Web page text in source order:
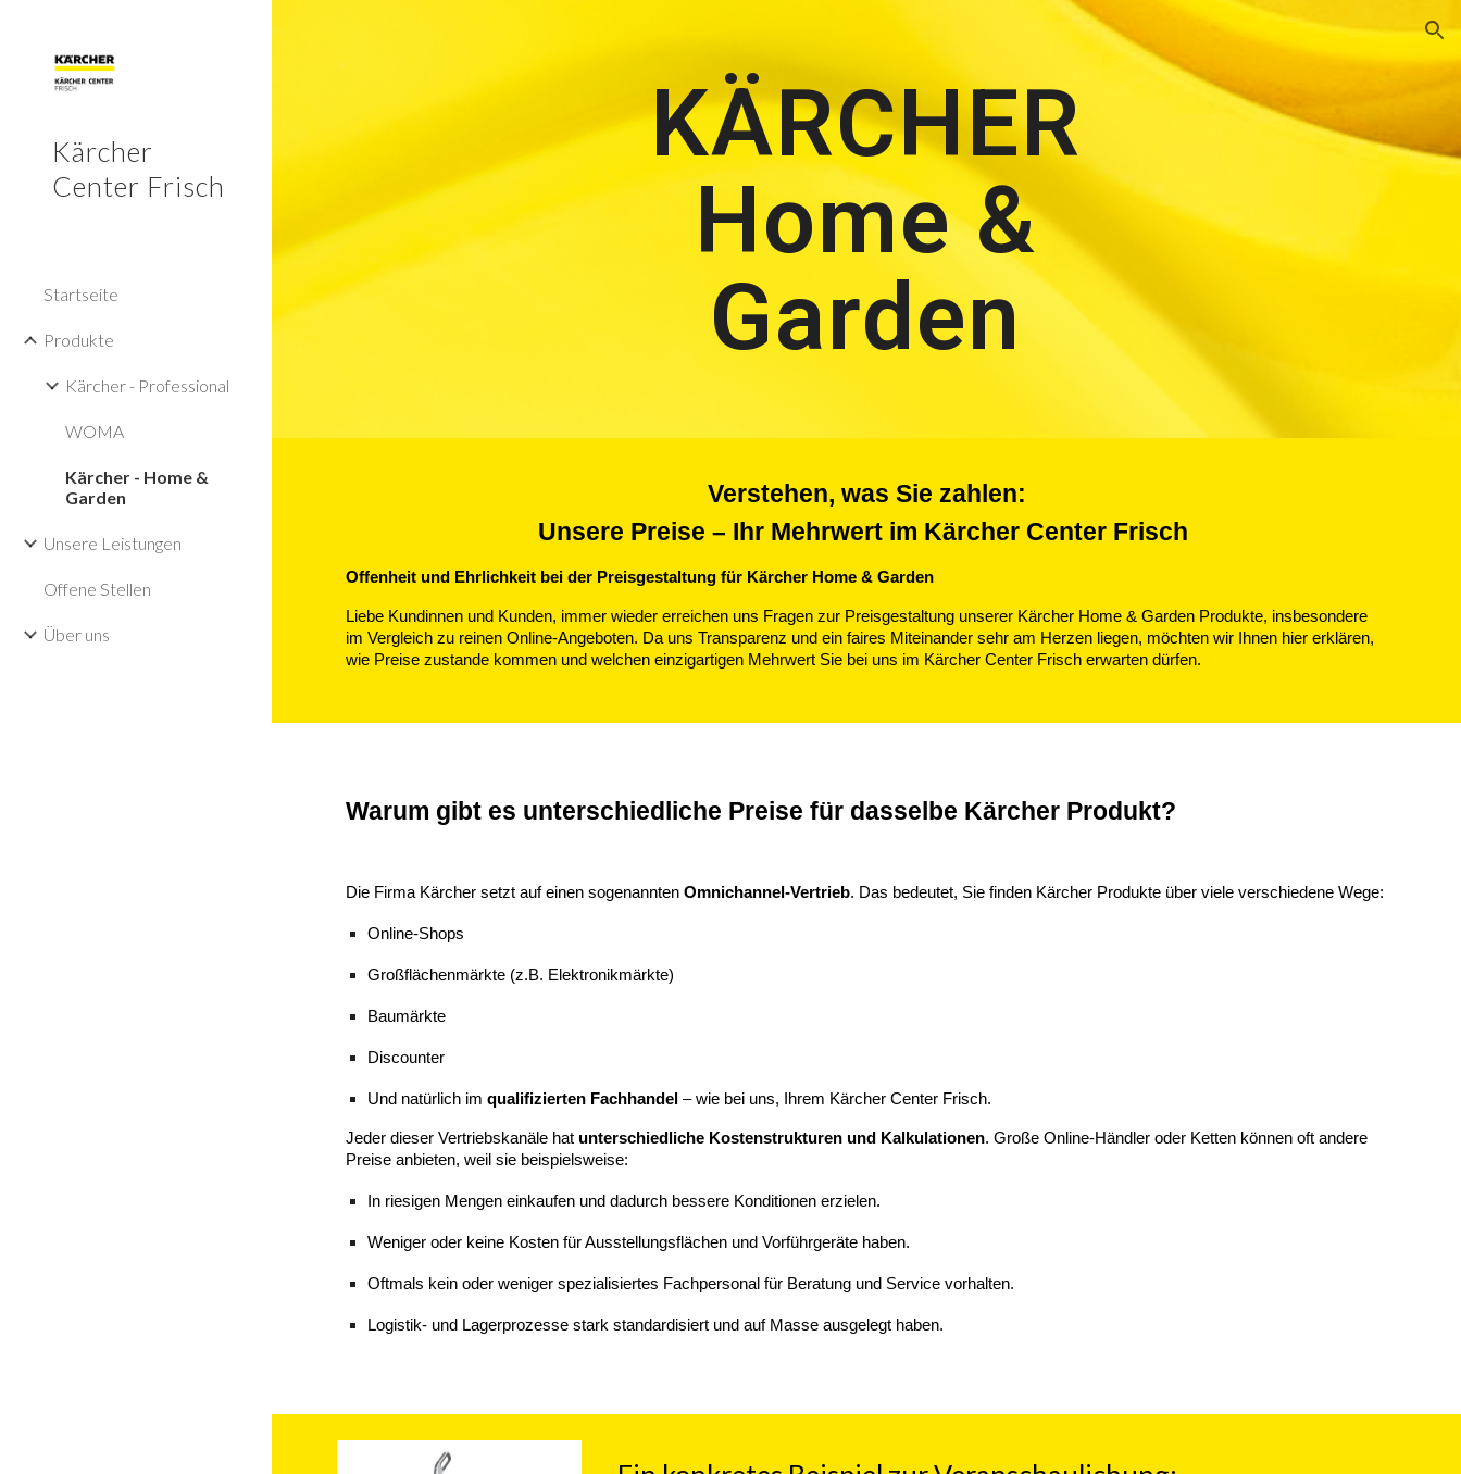
Kärcher
Center Frisch
Startseite
Produkte
Kärcher - Professional
WOMA
Kärcher - Home &
Garden
Unsere Leistungen
Offene Stellen
Über uns
KÄRCHER
Home &
Garden
Verstehen, was Sie zahlen:
Unsere Preise – Ihr Mehrwert im Kärcher Center Frisch
Offenheit und Ehrlichkeit bei der Preisgestaltung für Kärcher Home & Garden
Liebe Kundinnen und Kunden, immer wieder erreichen uns Fragen zur Preisgestaltung unserer Kärcher Home & Garden Produkte, insbesondere
im Vergleich zu reinen Online-Angeboten. Da uns Transparenz und ein faires Miteinander sehr am Herzen liegen, möchten wir Ihnen hier erklären,
wie Preise zustande kommen und welchen einzigartigen Mehrwert Sie bei uns im Kärcher Center Frisch erwarten dürfen.
Warum gibt es unterschiedliche Preise für dasselbe Kärcher Produkt?
Die Firma Kärcher setzt auf einen sogenanntenOmnichannel-Vertrieb. Das bedeutet, Sie finden Kärcher Produkte über viele verschiedene Wege:
Online-Shops
Großflächenmärkte (z.B. Elektronikmärkte)
Baumärkte
Discounter
Und natürlich imqualifizierten Fachhandel – wie bei uns, Ihrem Kärcher Center Frisch.
Jeder dieser Vertriebskanäle hat unterschiedliche Kostenstrukturen und Kalkulationen. Große Online-Händler oder Ketten können oft andere
Preise anbieten, weil sie beispielsweise:
In riesigen Mengen einkaufen und dadurch bessere Konditionen erzielen.
Weniger oder keine Kosten für Ausstellungsflächen und Vorführgeräte haben.
Oftmals kein oder weniger spezialisiertes Fachpersonal für Beratung und Service vorhalten.
Logistik- und Lagerprozesse stark standardisiert und auf Masse ausgelegt haben.